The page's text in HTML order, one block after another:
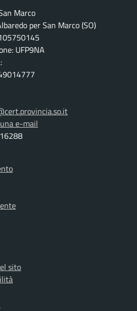
Marco
per San Marco (SO)
UFP9NA
e-mail
sito